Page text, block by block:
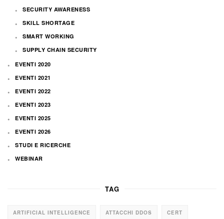
SECURITY AWARENESS
SKILL SHORTAGE
SMART WORKING
SUPPLY CHAIN SECURITY
EVENTI 2020
EVENTI 2021
EVENTI 2022
EVENTI 2023
EVENTI 2025
EVENTI 2026
STUDI E RICERCHE
WEBINAR
TAG
ARTIFICIAL INTELLIGENCE ATTACCHI DDOS CERT